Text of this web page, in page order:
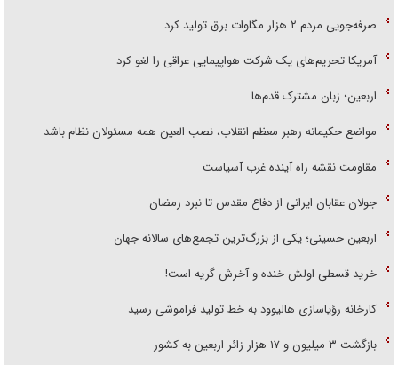
صرفه‌جویی مردم ۲ هزار مگاوات برق تولید کرد
آمریکا تحریم‌های یک شرکت هواپیمایی عراقی را لغو کرد
اربعین؛ زبان مشترک قدم‌ها
مواضع حکیمانه رهبر معظم انقلاب، نصب العین همه مسئولان نظام باشد
مقاومت نقشه راه آینده غرب آسیاست
جولان عقابان ایرانی از دفاع مقدس تا نبرد رمضان
اربعین حسینی؛ یکی از بزرگ‌ترین تجمع‌های سالانه جهان
خرید قسطی اولش خنده و آخرش گریه است!
کارخانه رؤیاسازی هالیوود به خط تولید فراموشی رسید
بازگشت ۳ میلیون و ۱۷ هزار زائر اربعین به کشور